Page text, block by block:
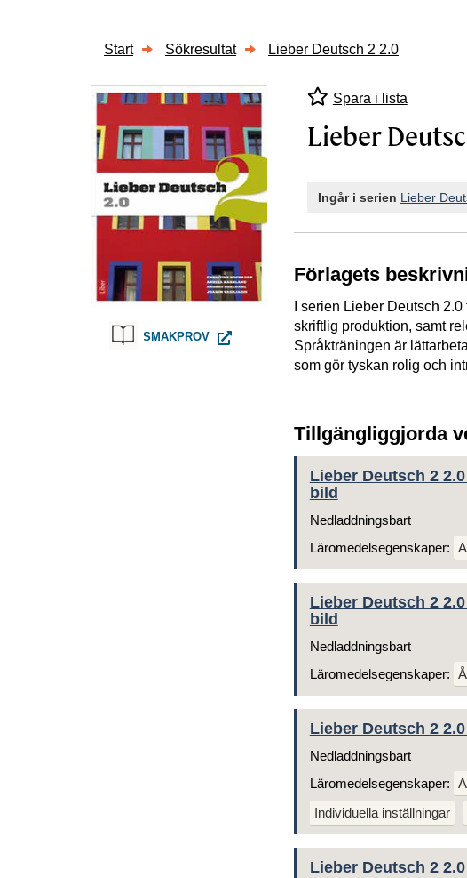
Start Sökresultat Lieber Deutsch 2 2.0
SMAKPROV LIEBER DEUTSCH 2 2.0
Spara i lista
Lieber
Ingår i serien Lieber
Förlagets
I serien Lieber Deutsch
skriftlig produktion, samt
Språkträningen är
som gör tyskan rolig och
Tillgängliggjorda
Lieber Deutsch 2
bild
Nedladdningsbart
Läromedelsegenskaper:
Lieber Deutsch 2
bild
Nedladdningsbart
Läromedelsegenskaper:
Lieber Deutsch 2
Nedladdningsbart
Läromedelsegenskaper:
Individuella inställningar
Lieber Deutsch 2